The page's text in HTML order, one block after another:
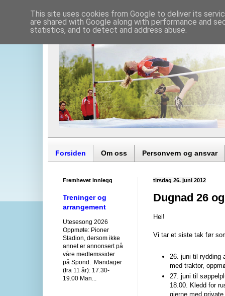
Forsiden Om oss Personvern og ansvar
tirsdag 26. juni 2012
Dugnad 26
Hei!
Vi tar et siste tak før
26. juni til rydding
med traktor,
27. juni til
18.00. Kledd for
gjerne med
Fremhevet innlegg
Treninger og
arrangement
Utesesong 2026
Oppmøte: Pioner
Stadion, dersom ikke
annet er annonsert på
våre medlemssider
på Spond. Mandager
(fra 11 år): 17.30-
19.00 Man...
This site uses cookies from Google to deliver its
are shared with Google along with performance and
statistics, and to detect and address abuse.